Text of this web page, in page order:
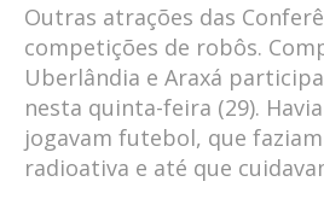
Outras atrações das
competições de robôs.
Uberlândia e Araxá
nesta quinta-feira (29).
jogavam futebol, que
radioativa e até que